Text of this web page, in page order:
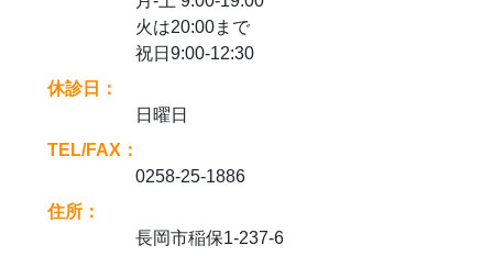
火は20:00まで
祝日9:00-12:30
休診日：
日曜日
TEL/FAX：
0258-25-1886
住所：
長岡市稲保1-237-6